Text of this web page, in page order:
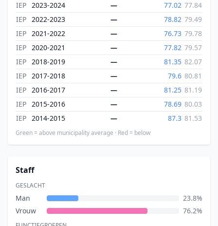
IEP 2023-2024 — 77.02 77.84
IEP 2022-2023 — 78.82 79.49
IEP 2021-2022 — 76.73 79.78
IEP 2020-2021 — 77.82 79.57
IEP 2018-2019 — 81.35 82.07
IEP 2017-2018 — 79.6 80.81
IEP 2016-2017 — 81.25 81.19
IEP 2015-2016 — 78.69 80.03
IEP 2014-2015 — 87.3 81.53
Green = above municipality average · Red = below
Staff
GESLACHT
Man
23.8%
Vrouw
76.2%